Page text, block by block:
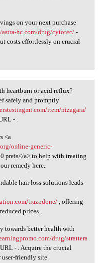
on your next purchase
hc.com/drug/cytotec/-
costs effortlessly on crucial
heartburn
heartburn or acid reflux?
safely and promptly
item/nizagara/
- .
<a
online-generic-
preis</a> to help with treating
remedy here.
hair loss solutions leads
trazodone/, offering
prices.
towards better health with
drug/strattera
- . Acquire the crucial
friendly site.